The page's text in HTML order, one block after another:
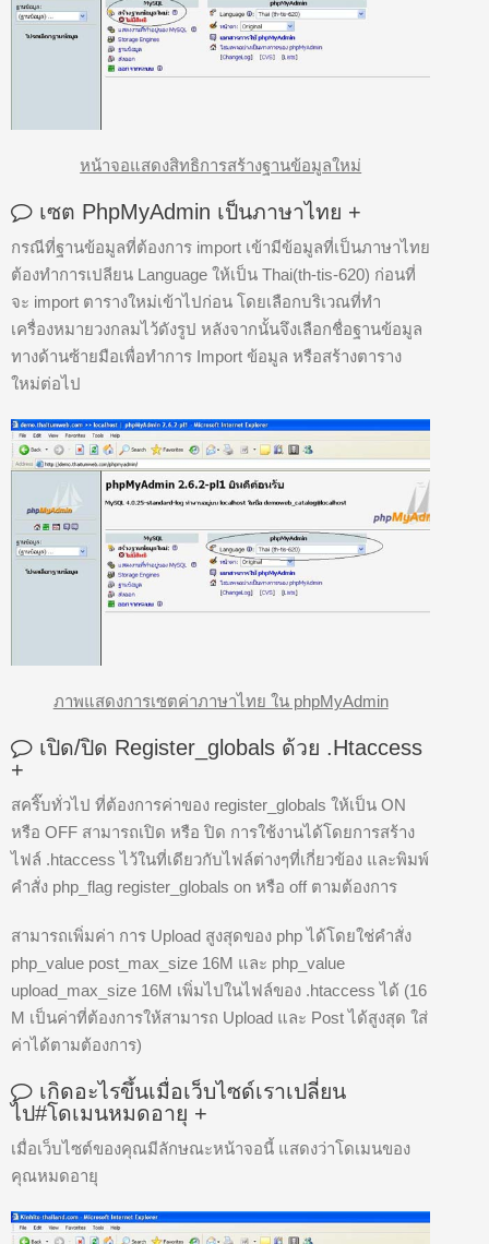
หน้าจอแสดงสิทธิการสร้างฐานข้อมูลใหม่
เซต PhpMyAdmin เป็นภาษาไทย +
กรณีที่ฐานข้อมูลที่ต้องการ import เข้ามีข้อมูลที่เป็นภาษาไทย
ต้องทำการเปลียน Language ให้เป็น Thai(th-tis-620) ก่อนที่
จะ import ตารางใหม่เข้าไปก่อน โดยเลือกบริเวณที่ทำ
เครื่องหมายวงกลมไว้ดังรูป หลังจากนั้นจึงเลือกชื่อฐานข้อมูล
ทางด้านซ้ายมือเพื่อทำการ Import ข้อมูล หรือสร้างตาราง
ใหม่ต่อไป
ภาพแสดงการเซตค่าภาษาไทย ใน phpMyAdmin
เปิด/ปิด Register_globals ด้วย .htaccess
+
สคริ๊บทั่วไป ที่ต้องการค่าของ register_globals ให้เป็น ON
หรือ OFF สามารถเปิด หรือ ปิด การใช้งานได้โดยการสร้าง
ไฟล์ .htaccess ไว้ในที่เดียวกับไฟล์ต่างๆที่เกี่ยวข้อง และพิมพ์
คำสั่ง php_flag register_globals on หรือ off ตามต้องการ
สามารถเพิ่มค่า การ Upload สูงสุดของ php ได้โดยใช่คำสั่ง
php_value post_max_size 16M และ php_value
upload_max_size 16M เพิ่มไปในไฟล์ของ .htaccess ได้ (16
M เป็นค่าที่ต้องการให้สามารถ Upload และ Post ได้สูงสุด ใส่
ค่าได้ตามต้องการ)
เกิดอะไรขึ้นเมื่อเว็บไซด์เราเปลี่ยน
ไป#โดเมนหมดอายุ +
เมื่อเว็บไซต์ของคุณมีลักษณะหน้าจอนี้ แสดงว่าโดเมนของ
คุณหมดอายุ